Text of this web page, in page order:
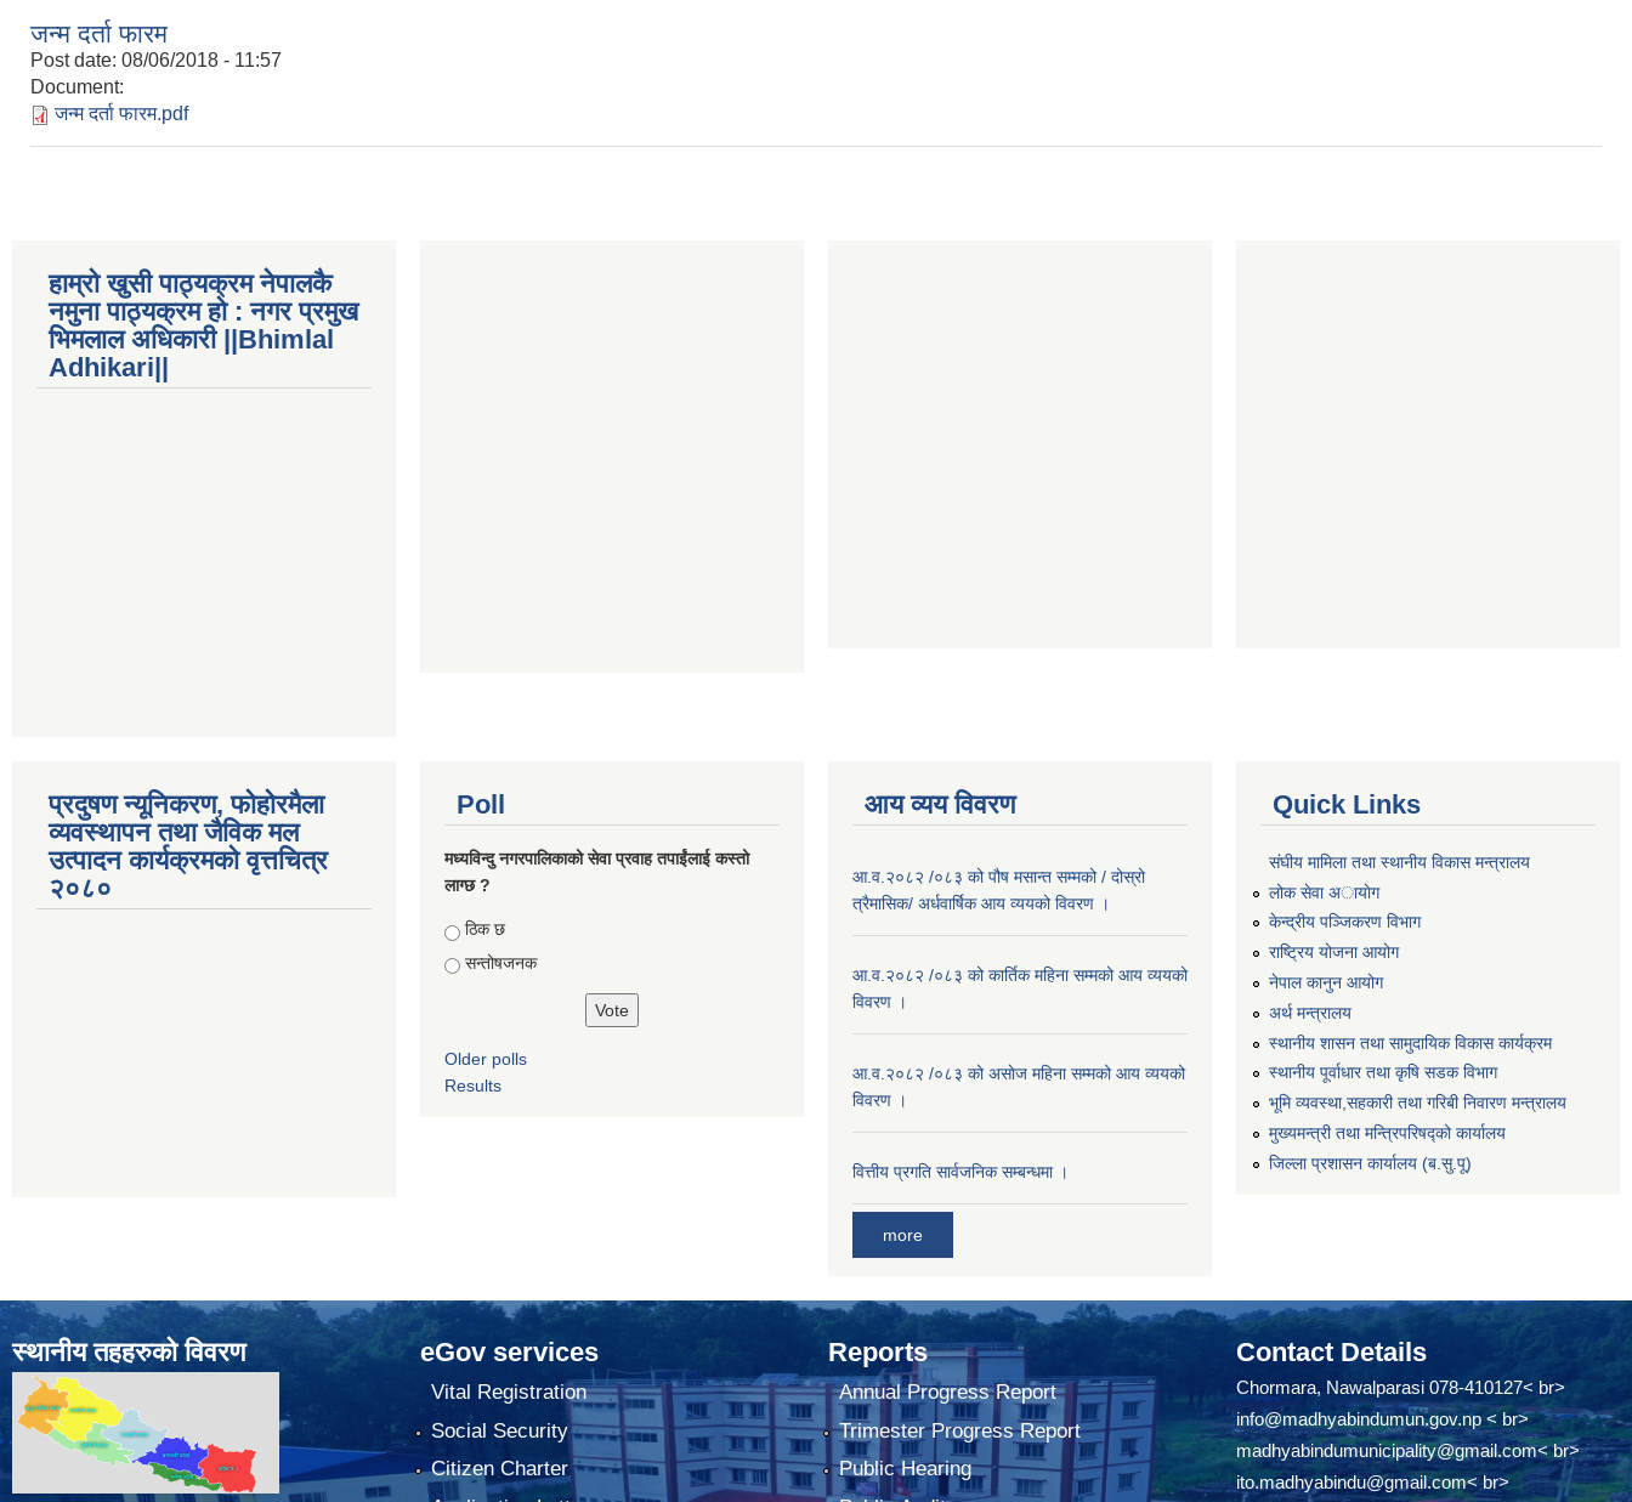
जन्म दर्ता फारम
Post date: 08/06/2018 - 11:57
Document:
जन्म दर्ता फारम.pdf
हाम्रो खुसी पाठ्यक्रम नेपालकै
नमुना पाठ्यक्रम हो : नगर प्रमुख
भिमलाल अधिकारी ||Bhimlal
Adhikari||
प्रदुषण न्यूनिकरण, फोहोरमैला
व्यवस्थापन तथा जैविक मल
उत्पादन कार्यक्रमको वृत्तचित्र
२०८०
Poll
मध्यविन्दु नगरपालिकाको सेवा प्रवाह तपाईंलाई कस्तो
लाग्छ ?
Choices
ठिक छ
सन्तोषजनक
Older polls
Results
आय व्यय विवरण
आ.व.२०८२ /०८३ को पौष मसान्त सम्मको / दोस्रो
त्रैमासिक/ अर्धवार्षिक आय व्ययको विवरण ।
आ.व.२०८२ /०८३ को कार्तिक महिना सम्मको आय व्ययको
विवरण ।
आ.व.२०८२ /०८३ को असाेज महिना सम्मको आय व्ययको
विवरण ।
वित्तीय प्रगति सार्वजनिक सम्बन्धमा ।
more
Quick Links
संघीय मामिला तथा स्थानीय विकास मन्त्रालय
लोक सेवा अायाेग
केन्द्रीय पञ्जिकरण विभाग
राष्ट्रिय योजना आयोग
नेपाल कानुन आयोग
अर्थ मन्त्रालय
स्थानीय शासन तथा सामुदायिक विकास कार्यक्रम
स्थानीय पूर्वाधार तथा कृषि सडक विभाग
भूमि व्यवस्था,सहकारी तथा गरिबी निवारण मन्त्रालय
मुख्यमन्त्री तथा मन्त्रिपरिषद्को कार्यालय
जिल्ला प्रशासन कार्यालय (ब.सु.पू)
स्थानीय तहहरुको विवरण eGov services
Vital Registration
Social Security
Citizen Charter
Reports
Annual Progress Report
Trimester Progress Report
Public Hearing
Contact Details
Chormara, Nawalparasi 078-410127< br>
info@madhyabindumun.gov.np< br>
madhyabindumunicipality@gmail.com< br>
ito.madhyabindu@gmail.com< br>